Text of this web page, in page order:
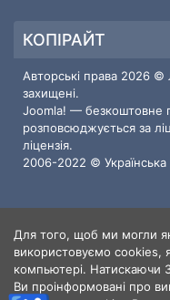
КОПІРАЙТ
Авторські права 2026 ©
захищені.
Joomla! — безкоштовне
розповсюджується за
ліцензія.
2006-2022 © Українська
ІНФОРМАЦІЯ
Користувачі 3
Статті
Для того, щоб ми могли
використовуємо cookies,
компьютері.
Ви проінформовані про